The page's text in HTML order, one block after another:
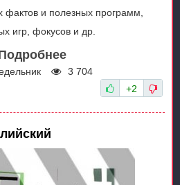
фактов и полезных программ,
игр, фокусов и др.
3 704
+2